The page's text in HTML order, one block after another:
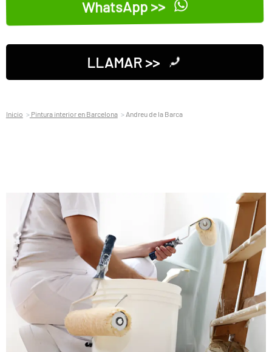
WhatsApp >>
LLAMAR >>
Inicio Pintura interior en Barcelona Andreu de la Barca